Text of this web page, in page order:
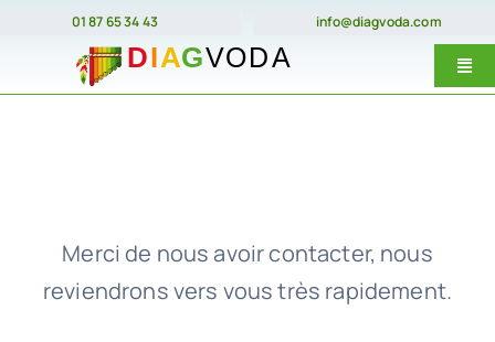
contenu
Dates
01 87 65 34 43 info@diagvoda.com
Merci de nous avoir contacter, nous
reviendrons vers vous très rapidement.